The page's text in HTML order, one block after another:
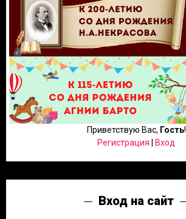
Приветствую Вас, Гость!
Регистрация
Вход
Вход на сайт